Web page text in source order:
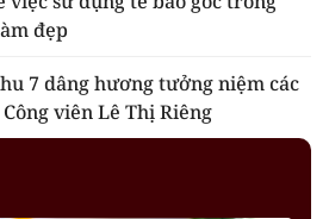
đẹp
7 dâng hương tưởng niệm các
viên Lê Thị Riêng